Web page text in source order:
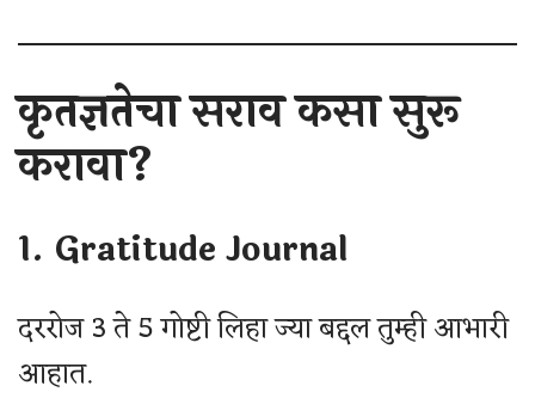
कृतज्ञतेचा सराव कसा सुरू
करावा?
1. Gratitude Journal
दररोज 3 ते 5 गोष्टी लिहा ज्या बद्दल तुम्ही आभारी
आहात.